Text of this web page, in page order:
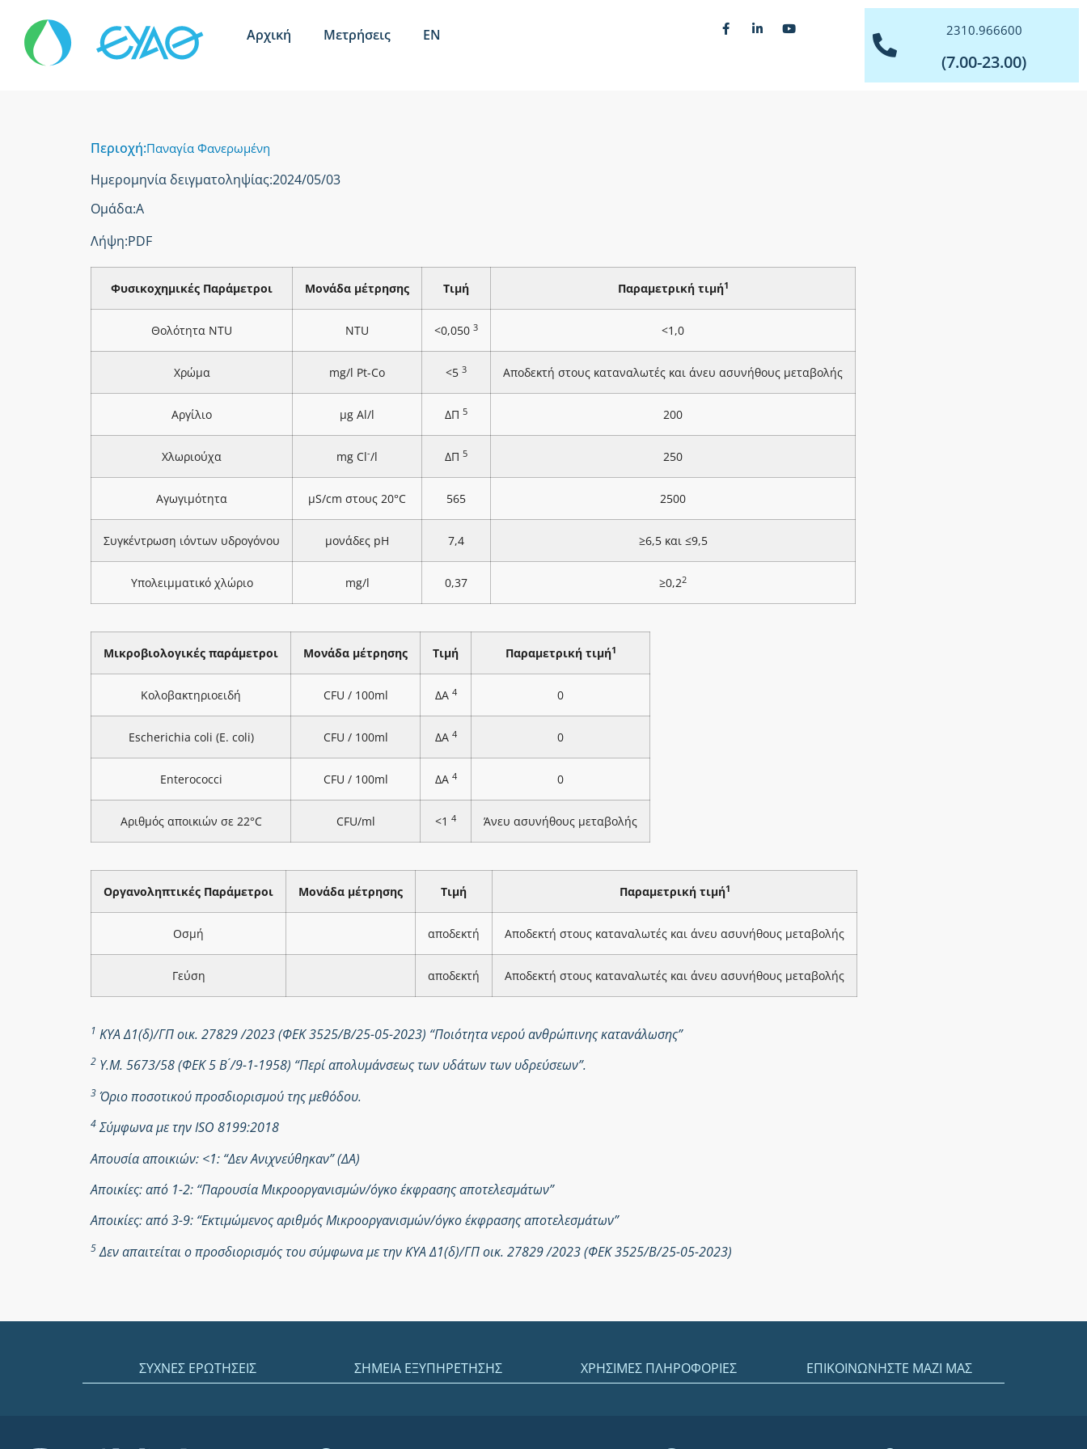
Αρχική Μετρήσεις EN 2310.966600
(7.00-23.00)
Περιοχή:Παναγία Φανερωμένη
Ημερομηνία δειγματοληψίας:2024/05/03
Ομάδα:Α
Λήψη:PDF
Φυσικοχημικές Παράμετροι Μονάδα μέτρησης Τιμή Παραμετρική τιμή1
Θολότητα NTU NTU <0,050 3 <1,0
Χρώμα mg/l Pt-Co <5 3 Αποδεκτή στους καταναλωτές και άνευ ασυνήθους μεταβολής
Αργίλιο μg Al/l ΔΠ 5 200
Χλωριούχα mg Cl-/l ΔΠ 5 250
Αγωγιμότητα μS/cm στους 20°C 565 2500
Συγκέντρωση ιόντων υδρογόνου μονάδες pH 7,4 ≥6,5 και ≤9,5
Υπολειμματικό χλώριο mg/l 0,37 ≥0,22
Μικροβιολογικές παράμετροι Μονάδα μέτρησης Τιμή Παραμετρική τιμή1
Κολοβακτηριοειδή CFU / 100ml ΔΑ 4 0
Escherichia coli (E. coli) CFU / 100ml ΔΑ 4 0
Enterococci CFU / 100ml ΔΑ 4 0
Αριθμός αποικιών σε 22°C CFU/ml <1 4 Άνευ ασυνήθους μεταβολής
Οργανοληπτικές Παράμετροι Μονάδα μέτρησης Τιμή Παραμετρική τιμή1
Οσμή αποδεκτή Αποδεκτή στους καταναλωτές και άνευ ασυνήθους μεταβολής
Γεύση αποδεκτή Αποδεκτή στους καταναλωτές και άνευ ασυνήθους μεταβολής
1 ΚΥΑ Δ1(δ)/ΓΠ οικ. 27829 /2023 (ΦΕΚ 3525/Β/25-05-2023) “Ποιότητα νερού ανθρώπινης κατανάλωσης”
2 Υ.Μ. 5673/58 (ΦΕΚ 5 Β ́/9-1-1958) “Περί απολυμάνσεως των υδάτων των υδρεύσεων”.
3 Όριο ποσοτικού προσδιορισμού της μεθόδου.
4Σύμφωνα με την ISO 8199:2018
Απουσία αποικιών: <1: “Δεν Ανιχνεύθηκαν” (ΔΑ)
Αποικίες: από 1-2: “Παρουσία Μικροοργανισμών/όγκο έκφρασης αποτελεσμάτων”
Αποικίες: από 3-9: “Εκτιμώμενος αριθμός Μικροοργανισμών/όγκο έκφρασης αποτελεσμάτων”
5Δεν απαιτείται ο προσδιορισμός του σύμφωνα με την ΚΥΑ Δ1(δ)/ΓΠ οικ. 27829 /2023 (ΦΕΚ 3525/Β/25-05-2023)
ΣΥΧΝΕΣ ΕΡΩΤΗΣΕΙΣ ΣΗΜΕΙΑ ΕΞΥΠΗΡΕΤΗΣΗΣ ΧΡΗΣΙΜΕΣ ΠΛΗΡΟΦΟΡΙΕΣ ΕΠΙΚΟΙΝΩΝΗΣΤΕ ΜΑΖΙ ΜΑΣ